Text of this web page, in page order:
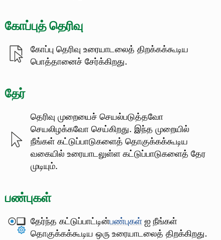
கோப்புத் தெரிவு
கோப்பு தெரிவு உரையாடலைத் திறக்கக்கூடிய
பொத்தானைச் சேர்க்கிறது.
தேர்
தெரிவு முறையைச் செயல்படுத்தவோ
செயலிழக்கவோ செய்கிறது. இந்த முறையில்
நீங்கள் கட்டுப்பாடுகளைத் தொகுக்கக்கூடிய
வகையில் உரையாடலுள்ள கட்டுப்பாடுகளைத் தேர
முடியும்.
பண்புகள்
தேர்ந்த கட்டுப்பாட்டின்பண்புகள் ஐ நீங்கள்
தொகுக்கக்கூடிய ஒரு உரையாடலைத் திறக்கிறது.